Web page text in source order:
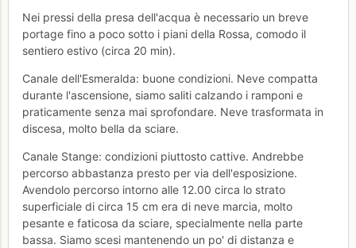
Nei pressi della presa dell'acqua è necessario un breve
portage fino a poco sotto i piani della Rossa, comodo il
sentiero estivo (circa 20 min).
Canale dell'Esmeralda: buone condizioni. Neve compatta
durante l'ascensione, siamo saliti calzando i ramponi e
praticamente senza mai sprofondare. Neve trasformata in
discesa, molto bella da sciare.
Canale Stange: condizioni piuttosto cattive. Andrebbe
percorso abbastanza presto per via dell'esposizione.
Avendolo percorso intorno alle 12.00 circa lo strato
superficiale di circa 15 cm era di neve marcia, molto
pesante e faticosa da sciare, specialmente nella parte
bassa. Siamo scesi mantenendo un po' di distanza e